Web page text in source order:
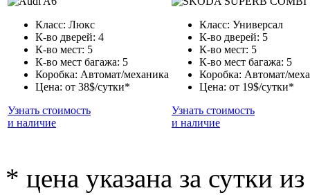
Класс: Люкс
К-во дверей: 4
К-во мест: 5
К-во мест багажа: 5
Коробка: Автомат/механика
Цена: от 38$/сутки*
Узнать стоимость
и наличие
Класс: Универсал
К-во дверей: 5
К-во мест: 5
К-во мест багажа: 5
Коробка: Автомат/
Цена: от 19$/сутки*
Узнать стоимость
и наличие
* цена указана за сутки